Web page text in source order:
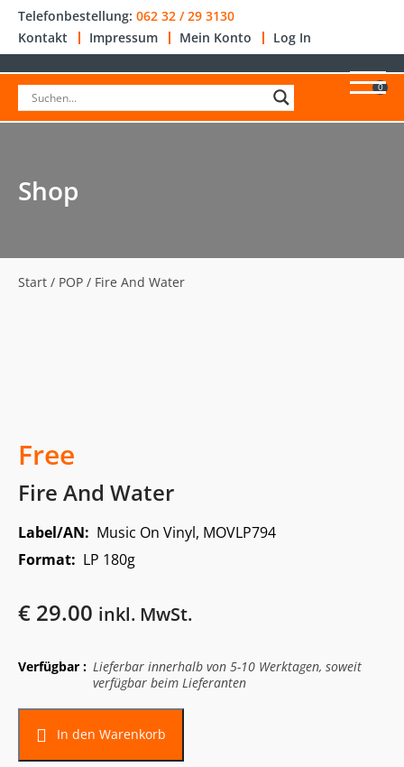
Telefonbestellung: 062 32 / 29 3130
Kontakt
Impressum Mein Konto Log In
0
Shop
Start / POP / Fire And Water
Free
Fire And Water
Label/AN: Music On Vinyl, MOVLP794
Format: LP 180g
€ 29.00 inkl. MwSt.
Verfügbar : Lieferbar innerhalb von 5-10 Werktagen, soweit
verfügbar beim Lieferanten
In den Warenkorb